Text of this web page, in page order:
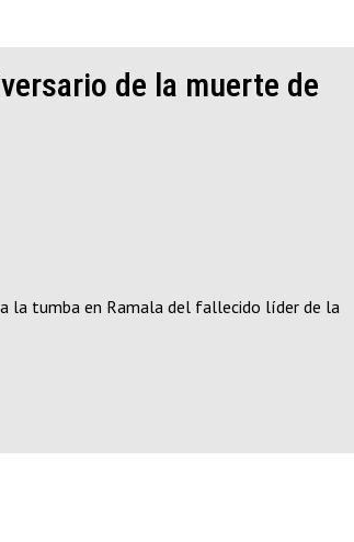
de la muerte de
la tumba en Ramala del fallecido líder de la